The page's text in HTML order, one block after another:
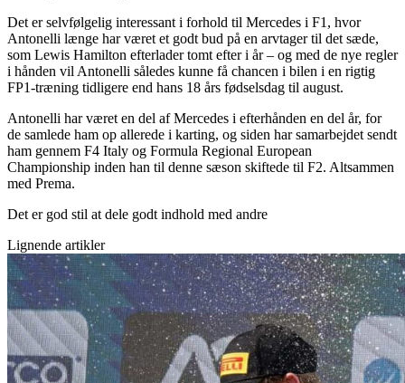
Det er selvfølgelig interessant i forhold til Mercedes i F1, hvor
Antonelli længe har været et godt bud på en arvtager til det sæde,
som Lewis Hamilton efterlader tomt efter i år – og med de nye regler
i hånden vil Antonelli således kunne få chancen i bilen i en rigtig
FP1-træning tidligere end hans 18 års fødselsdag til august.
Antonelli har været en del af Mercedes i efterhånden en del år, for
de samlede ham op allerede i karting, og siden har samarbejdet sendt
ham gennem F4 Italy og Formula Regional European
Championship inden han til denne sæson skiftede til F2. Altsammen
med Prema.
Det er god stil at dele godt indhold med andre
Lignende artikler